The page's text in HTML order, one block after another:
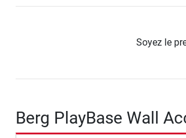
Soyez le
Berg PlayBase Wall